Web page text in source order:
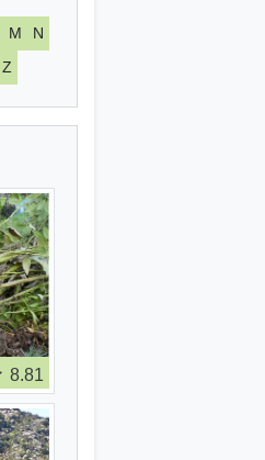
M
N
Z
8.81